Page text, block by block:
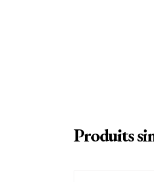
Produits